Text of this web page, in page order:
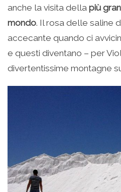
anche la visita della più
mondo. Il rosa delle saline
accecante quando ci
e questi diventano – per
divertentissime montagne